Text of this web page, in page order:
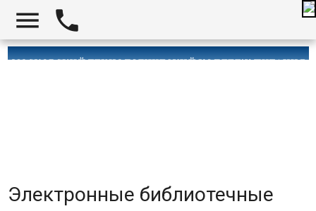
 
Электронные библиотечные